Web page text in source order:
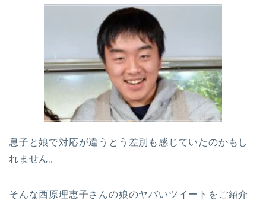
息子と娘で対応が違うとう差別も感じていたのかもし
れません。
そんな西原理恵子さんの娘のヤバいツイートをご紹介